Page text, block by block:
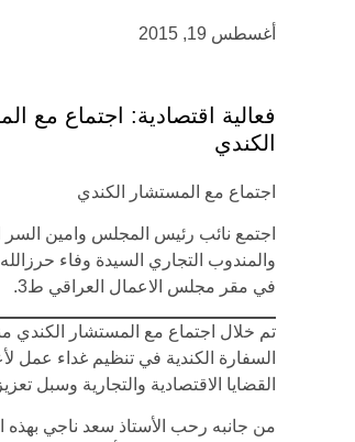
أغسطس 19, 2015
فعالية اقتصادية: اجتماع مع
الكندي
اجتماع مع المستشار الكندي
اجتمع نائب رئيس المجلس وامين
في مقر مجلس الاعمال العراقي ط3.
تم خلال اجتماع مع المستشار الكندي
السفارة الكندية في تنظيم غداء
القضايا الاقتصادية والتجارية وسبل
من جانبه رحب الأستاذ سعد ناجي بهذه